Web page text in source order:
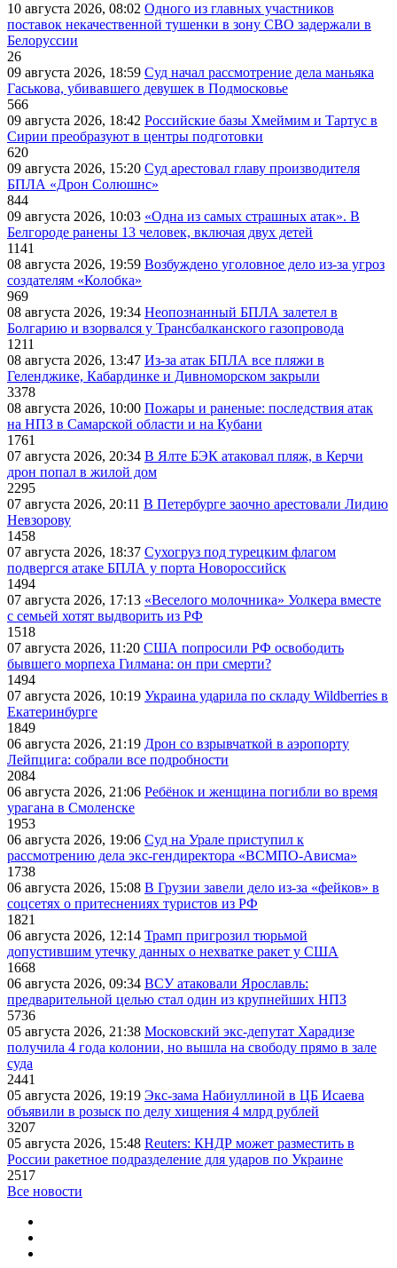
10 августа 2026, 08:02 Одного из главных участников
поставок некачественной тушенки в зону СВО задержали в
Белоруссии
26
09 августа 2026, 18:59 Суд начал рассмотрение дела маньяка
Гаськова, убивавшего девушек в Подмосковье
566
09 августа 2026, 18:42 Российские базы Хмеймим и Тартус в
Сирии преобразуют в центры подготовки
620
09 августа 2026, 15:20 Суд арестовал главу производителя
БПЛА «Дрон Солюшнс»
844
09 августа 2026, 10:03 «Одна из самых страшных атак». В
Белгороде ранены 13 человек, включая двух детей
1141
08 августа 2026, 19:59 Возбуждено уголовное дело из-за угроз
создателям «Колобка»
969
08 августа 2026, 19:34 Неопознанный БПЛА залетел в
Болгарию и взорвался у Трансбалканского газопровода
1211
08 августа 2026, 13:47 Из-за атак БПЛА все пляжи в
Геленджике, Кабардинке и Дивноморском закрыли
3378
08 августа 2026, 10:00 Пожары и раненые: последствия атак
на НПЗ в Самарской области и на Кубани
1761
07 августа 2026, 20:34 В Ялте БЭК атаковал пляж, в Керчи
дрон попал в жилой дом
2295
07 августа 2026, 20:11 В Петербурге заочно арестовали Лидию
Невзорову
1458
07 августа 2026, 18:37 Сухогруз под турецким флагом
подвергся атаке БПЛА у порта Новороссийск
1494
07 августа 2026, 17:13 «Веселого молочника» Уолкера вместе
с семьей хотят выдворить из РФ
1518
07 августа 2026, 11:20 США попросили РФ освободить
бывшего морпеха Гилмана: он при смерти?
1494
07 августа 2026, 10:19 Украина ударила по складу Wildberries в
Екатеринбурге
1849
06 августа 2026, 21:19 Дрон со взрывчаткой в аэропорту
Лейпцига: собрали все подробности
2084
06 августа 2026, 21:06 Ребёнок и женщина погибли во время
урагана в Смоленске
1953
06 августа 2026, 19:06 Суд на Урале приступил к
рассмотрению дела экс-гендиректора «ВСМПО-Ависма»
1738
06 августа 2026, 15:08 В Грузии завели дело из-за «фейков» в
соцсетях о притеснениях туристов из РФ
1821
06 августа 2026, 12:14 Трамп пригрозил тюрьмой
допустившим утечку данных о нехватке ракет у США
1668
06 августа 2026, 09:34 ВСУ атаковали Ярославль:
предварительной целью стал один из крупнейших НПЗ
5736
05 августа 2026, 21:38 Московский экс-депутат Харадизе
получила 4 года колонии, но вышла на свободу прямо в зале
суда
2441
05 августа 2026, 19:19 Экс-зама Набиуллиной в ЦБ Исаева
объявили в розыск по делу хищения 4 млрд рублей
3207
05 августа 2026, 15:48 Reuters: КНДР может разместить в
России ракетное подразделение для ударов по Украине
2517
Все новости